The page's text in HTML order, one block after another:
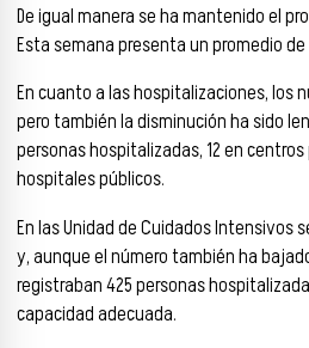
De igual manera se ha mantenido el
Esta semana presenta un promedio de
En cuanto a las hospitalizaciones, los
pero también la disminución ha sido
personas hospitalizadas, 12 en
hospitales públicos.
En las Unidad de Cuidados Intensivos
y, aunque el número también ha
registraban 425 personas
capacidad adecuada.